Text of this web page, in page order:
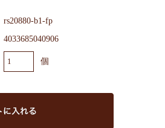
rs20880-b1-fp
4033685040906
個